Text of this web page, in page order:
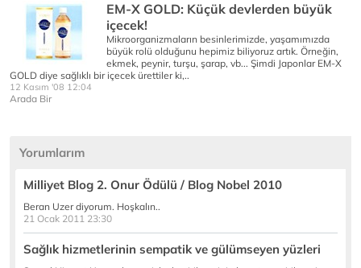
EM-X GOLD: Küçük devlerden büyük
içecek!
Mikroorganizmaların besinlerimizde, yaşamımızda
büyük rolü olduğunu hepimiz biliyoruz artık. Örneğin,
ekmek, peynir, turşu, şarap, vb... Şimdi Japonlar EM-X
GOLD diye sağlıklı bir içecek ürettiler ki,..
12 Kasım '08 12:04
Arada Bir
Yorumlarım
Milliyet Blog 2. Onur Ödülü / Blog Nobel 2010
Beran Uzer diyorum. Hoşkalın..
21 Ocak 2011 23:30
Sağlık hizmetlerinin sempatik ve gülümseyen yüzleri